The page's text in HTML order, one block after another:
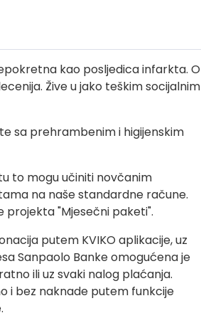
kao posljedica infarkta. O
Žive u jako teškim socijalnim
sa prehrambenim i higijenskim
to mogu učiniti novčanim
na naše standardne račune.
projekta "Mjesečni paketi".
putem KVIKO aplikacije, uz
Sanpaolo Banke omogućena je
ili uz svaki nalog plaćanja.
i bez naknade putem funkcije